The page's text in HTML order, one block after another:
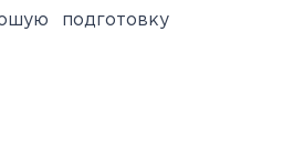
подготовку